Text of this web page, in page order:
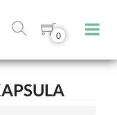
0